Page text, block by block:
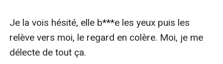
Je la vois hésité, elle b***e les yeux puis les
relève vers moi, le regard en colère. Moi, je me
délecte de tout ça.